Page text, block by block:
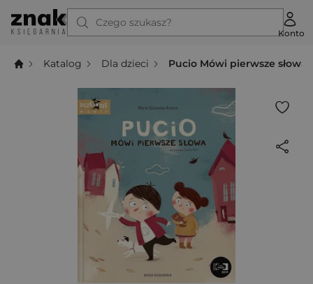
Czego szukasz?
Konto
Katalog Dla dzieci Pucio Mówi pierwsze słowa